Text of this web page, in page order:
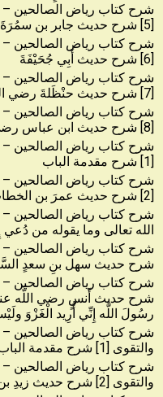
شرح كتاب رياض الصالحين –
[5] شرح حديث جابر بن سمُرَةَ رضي اللَّهُ عنهما قَالَ:
شرح كتاب رياض الصالحين –
[6] شرح حديث أَبِي جُحَيْفَةَ
شرح كتاب رياض الصالحين –
[7] شرح حديث حنْظَلةَ رضي الله عنه
شرح كتاب رياض الصالحين –
[8] شرح حديث ابن عباس رضي اللَّه عنهما قَالَ
شرح كتاب رياض الصالحين –
[1] شرح مقدمة الباب
شرح كتاب رياض الصالحين –
[2] شرح حديث عمرَ بن الخطاب رضي اللَّه عنه
شرح كتاب رياض الصالحين –
الله تعالى وما يقوله من
شرح حديث سهل بنِ سعدٍ
شرح حديث أَنسٍ رضي اللَّه
رسُولَ اللَّه إِنِّي أُرِيد الْغَزْوَ
شرح كتاب رياض الصالحين –
والتقوى [1] شرح مقدمة الباب
شرح كتاب رياض الصالحين –
والتقوى [2] شرح حديث زيدِ بن خالدٍ الْجُهَنيِّ رضيَ اللَّه عنه